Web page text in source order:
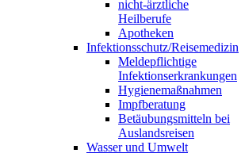
nicht-ärztliche
Heilberufe
Apotheken
Infektionsschutz/Reisemedizin
Meldepflichtige
Infektionserkrankungen
Hygienemaßnahmen
Impfberatung
Betäubungsmitteln bei
Auslandsreisen
Wasser und Umwelt